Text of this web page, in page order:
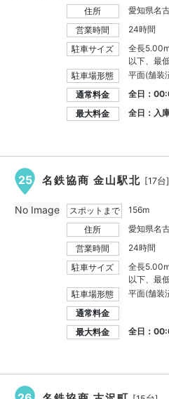
住所
愛知県名
営業時間
24時間
駐車サイズ
全長
以下、最
駐車場形態
平面(舗装
通常料金
全日：
最大料金
全日：入
25 名鉄協商 金山駅北 [17台]
スポットまで
156m
住所
愛知県名
営業時間
24時間
駐車サイズ
全長
以下、最
駐車場形態
平面(舗装
通常料金
最大料金
全日：
No Image